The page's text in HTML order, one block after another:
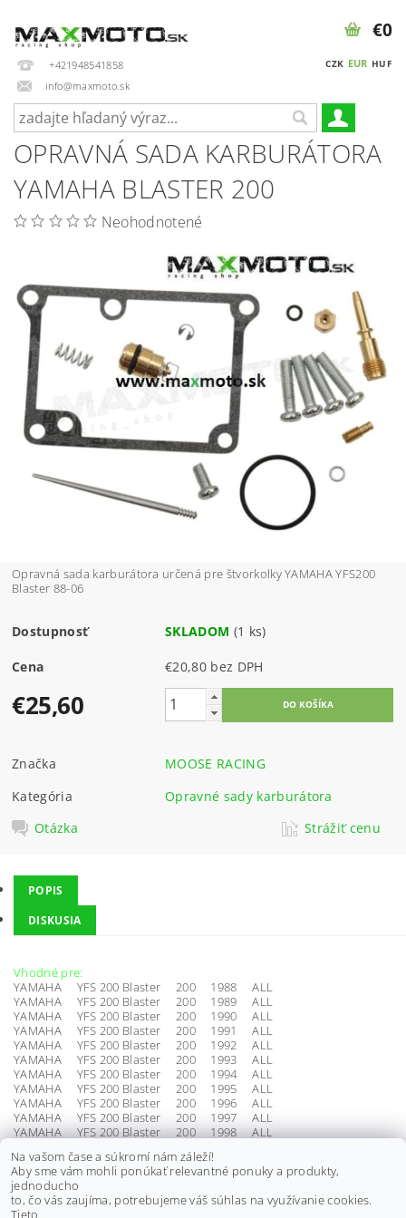
+421948541858
info@maxmoto.sk
CZK EUR HUF
€0
OPRAVNÁ SADA KARBURÁTORA
YAMAHA BLASTER 200
Neohodnotené
Opravná sada karburátora určená pre štvorkolky YAMAHA YFS200
Blaster 88-06
Dostupnosť SKLADOM (1 ks)
Cena €20,80 bez DPH
€25,60
Značka
MOOSE RACING
Kategória
Opravné sady karburátora
Otázka
Strážiť cenu
POPIS
DISKUSIA
Vhodné pre:
YAMAHA YFS 200 Blaster 200 1988 ALL
YAMAHA YFS 200 Blaster 200 1989 ALL
YAMAHA YFS 200 Blaster 200 1990 ALL
YAMAHA YFS 200 Blaster 200 1991 ALL
YAMAHA YFS 200 Blaster 200 1992 ALL
YAMAHA YFS 200 Blaster 200 1993 ALL
YAMAHA YFS 200 Blaster 200 1994 ALL
YAMAHA YFS 200 Blaster 200 1995 ALL
YAMAHA YFS 200 Blaster 200 1996 ALL
YAMAHA YFS 200 Blaster 200 1997 ALL
YAMAHA YFS 200 Blaster 200 1998 ALL
YAMAHA YFS 200 Blaster 200 2000 ALL
YAMAHA YFS 200 Blaster 200 2001 ALL
YAMAHA YFS 200 Blaster 200 2002 ALL
YAMAHA YFS 200 Blaster 200 2003 ALL
Na vašom čase a súkromí nám záleží!
Aby sme vám mohli ponúkať relevantné ponuky a produkty,
jednoducho
to, čo vás zaujíma, potrebujeme váš súhlas na využívanie cookies.
Tieto